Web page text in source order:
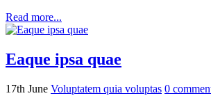
Read more...
Eaque ipsa quae
17th June Voluptatem quia voluptas 0